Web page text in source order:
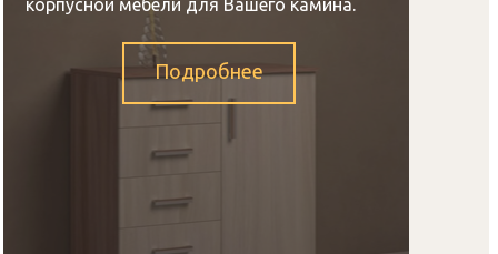
корпусной мебели для Вашего камина.
Подробнее